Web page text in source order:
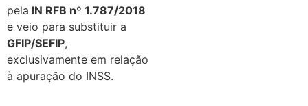
pela IN RFB nº 1.787/2018
e veio para substituir a
GFIP/SEFIP,
exclusivamente em relação
à apuração do INSS.